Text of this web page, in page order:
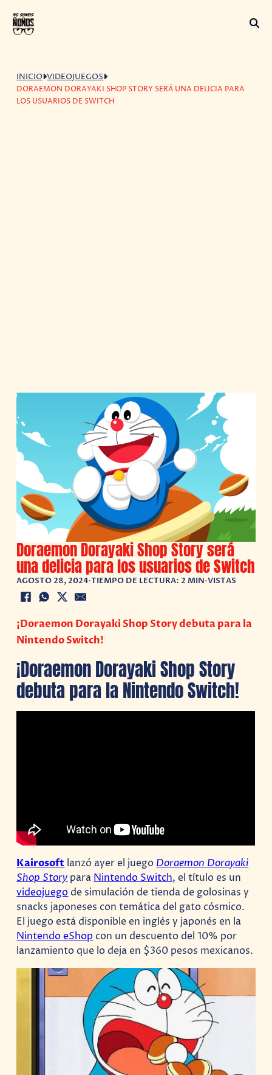
INICIO VIDEOJUEGOS
DORAEMON DORAYAKI SHOP STORY SERÁ UNA DELICIA PARA
LOS USUARIOS DE SWITCH
Doraemon Dorayaki Shop Story será
una delicia para los usuarios de Switch
AGOSTO 28, 2024•TIEMPO DE LECTURA: 2 MIN•VISTAS
¡Doraemon Dorayaki Shop Story debuta para la
Nintendo Switch!
¡Doraemon Dorayaki Shop Story
debuta para la Nintendo Switch!
Kairosoft lanzó ayer el juego Doraemon Dorayaki
Shop Story para Nintendo Switch, el título es un
videojuegode simulación de tienda de golosinas y
snacks japoneses con temática del gato cósmico.
El juego está disponible en inglés y japonés en la
Nintendo eShopcon un descuento del 10% por
lanzamiento que lo deja en $360 pesos mexicanos.